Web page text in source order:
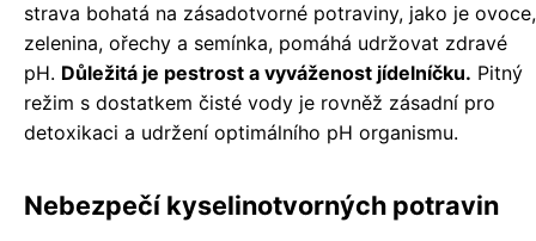
strava bohatá na zásadotvorné potraviny, jako je ovoce,
zelenina, ořechy a semínka, pomáhá udržovat zdravé
pH. Důležitá je pestrost a vyváženost jídelníčku. Pitný
režim s dostatkem čisté vody je rovněž zásadní pro
detoxikaci a udržení optimálního pH organismu.
Nebezpečí kyselinotvorných potravin